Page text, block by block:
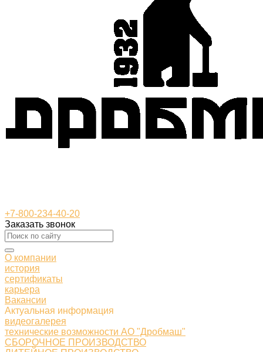
+7-800-234-40-20
Заказать звонок
О компании
история
сертификаты
карьера
Вакансии
Актуальная информация
видеогалерея
технические возможности АО "Дробмаш"
СБОРОЧНОЕ ПРОИЗВОДСТВО